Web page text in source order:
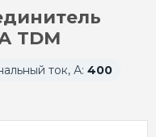
TDM
ток, А: 400